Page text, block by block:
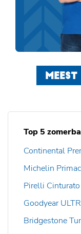
Top 5
Continental
Michelin
Pirelli
Goodyear
Bridgestone